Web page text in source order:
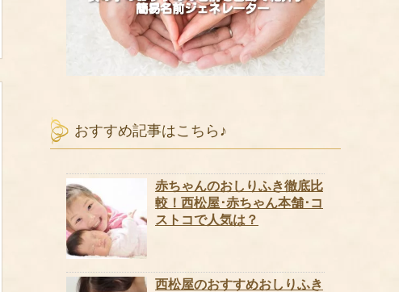
おすすめ記事はこちら♪
赤ちゃんのおしりふき徹底比
較！西松屋･赤ちゃん本舗･コ
ストコで人気は？
西松屋のおすすめおしりふき